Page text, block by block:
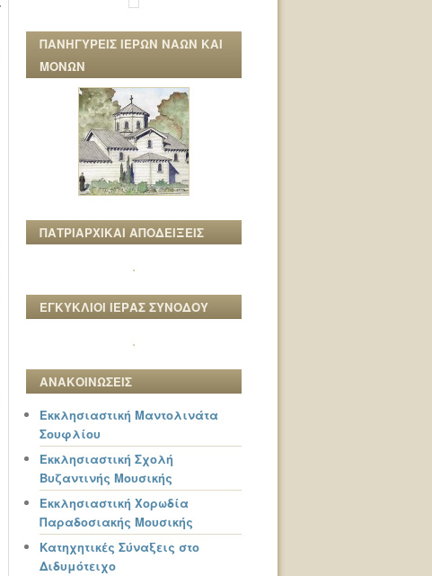
ΠΑΝΗΓΥΡΕΙΣ ΙΕΡΩΝ ΝΑΩΝ ΚΑΙ
ΜΟΝΩΝ
ΠΑΤΡΙΑΡΧΙΚΑΙ ΑΠΟΔΕΙΞΕΙΣ
ΕΓΚΥΚΛΙΟΙ ΙΕΡΑΣ ΣΥΝΟΔΟΥ
ΑΝΑΚΟΙΝΩΣΕΙΣ
Εκκλησιαστική Μαντολινάτα
Σουφλίου
Εκκλησιαστική Σχολή
Βυζαντινής Μουσικής
Εκκλησιαστική Χορωδία
Παραδοσιακής Μουσικής
Κατηχητικές Σύναξεις στο
Διδυμότειχο